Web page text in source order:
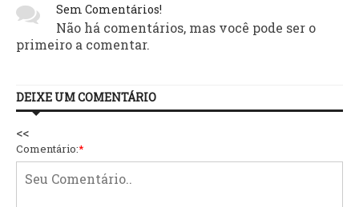
Sem Comentários!
Não há comentários, mas você pode ser o
primeiro a comentar.
DEIXE UM COMENTÁRIO
<<
Comentário:*